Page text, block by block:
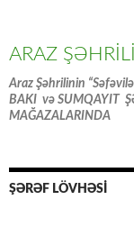
ARAZ
Araz Şəhrilinin
BAKI və SUMQAYIT
MAĞAZALARINDA
ŞƏRƏF LÖVHƏSİ